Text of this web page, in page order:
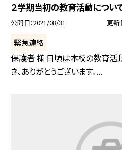
２学期当初の教育活動について
公開日 2021/08/31 更新
緊急連絡
保護者 様 日頃は本校の教育活
き、ありがとうございます。...